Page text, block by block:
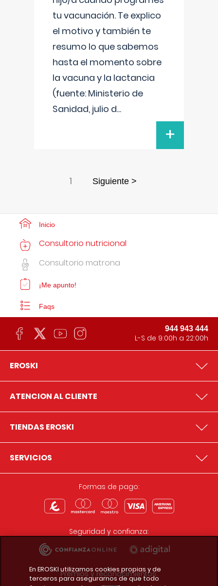
tu vacunación. Te explico
el motivo y también te
resumo lo que sabemos
hasta el momento sobre
la vacuna y la lactancia
(fuente: Ministerio de
Sanidad, julio d...
+
1 Siguiente >
Inicio
Consultorio nutricional
Consultorio matrona
¡Me apunto!
Faqs
944 943 444
L-S de 9:00h a 22:00h
EROSKI
ATENCION AL CLIENTE
TIENDAS EROSKI
SERVICIOS
Formas de pago:
Seguridad y confianza:
Premios y reconocimientos:
En EROSKI utilizamos cookies propias y de
terceros para asegurarnos de que todo